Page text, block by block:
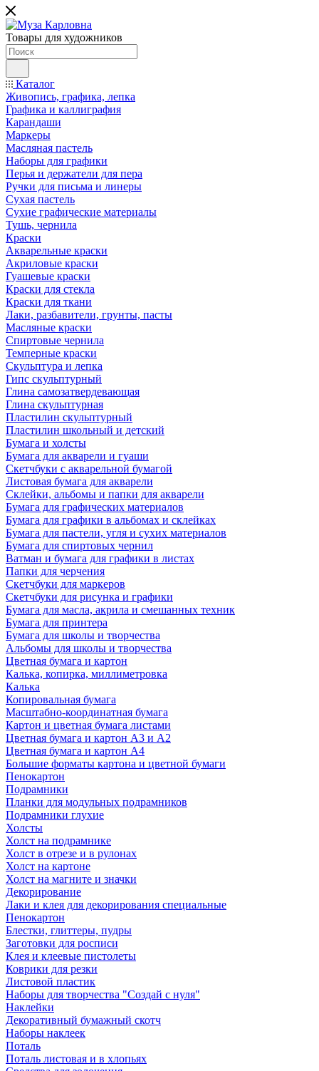
Товары для художников
Каталог
Живопись, графика, лепка
Графика и каллиграфия
Карандаши
Маркеры
Масляная пастель
Наборы для графики
Перья и держатели для пера
Ручки для письма и линеры
Сухая пастель
Сухие графические материалы
Тушь, чернила
Краски
Акварельные краски
Акриловые краски
Гуашевые краски
Краски для стекла
Краски для ткани
Лаки, разбавители, грунты, пасты
Масляные краски
Спиртовые чернила
Темперные краски
Скульптура и лепка
Гипс скульптурный
Глина самозатвердевающая
Глина скульптурная
Пластилин скульптурный
Пластилин школьный и детский
Бумага и холсты
Бумага для акварели и гуаши
Скетчбуки с акварельной бумагой
Листовая бумага для акварели
Склейки, альбомы и папки для акварели
Бумага для графических материалов
Бумага для графики в альбомах и склейках
Бумага для пастели, угля и сухих материалов
Бумага для спиртовых чернил
Ватман и бумага для графики в листах
Папки для черчения
Скетчбуки для маркеров
Скетчбуки для рисунка и графики
Бумага для масла, акрила и смешанных техник
Бумага для принтера
Бумага для школы и творчества
Альбомы для школы и творчества
Цветная бумага и картон
Калька, копирка, миллиметровка
Калька
Копировальная бумага
Масштабно-координатная бумага
Картон и цветная бумага листами
Цветная бумага и картон А3 и А2
Цветная бумага и картон А4
Большие форматы картона и цветной бумаги
Пенокартон
Подрамники
Планки для модульных подрамников
Подрамники глухие
Холсты
Холст на подрамнике
Холст в отрезе и в рулонах
Холст на картоне
Холст на магните и значки
Декорирование
Лаки и клея для декорирования специальные
Пенокартон
Блестки, глиттеры, пудры
Заготовки для росписи
Клея и клеевые пистолеты
Коврики для резки
Листовой пластик
Наборы для творчества "Создай с нуля"
Наклейки
Декоративный бумажный скотч
Наборы наклеек
Поталь
Поталь листовая и в хлопьях